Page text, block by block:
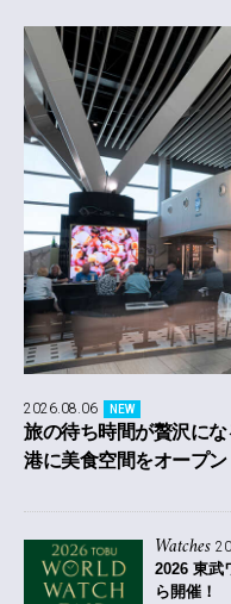
2026.08.06 NEW
旅の待ち時間が贅沢に
港に美食空間をオープン
Watches
2026 東武
ら開催！